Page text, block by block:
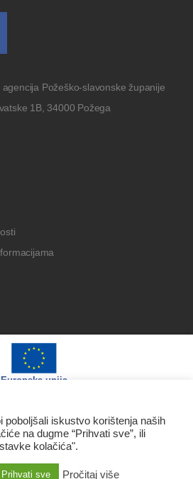
Požeško-slavonske županije
1B, 34000 Požega
Europska unija
razvoj.
poboljšali iskustvo korištenja naših
na dugme “Prihvati sve”, ili
kolačića".
Prihvati sve Pročitaj više